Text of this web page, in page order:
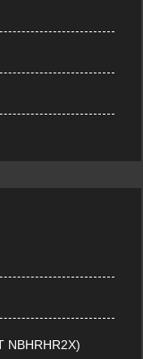
NBHRHR2X)